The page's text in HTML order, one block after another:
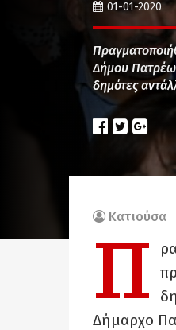
01-01-2020
Δήμου
δημότες
Κατιούσα
Π
Δήμαρχο